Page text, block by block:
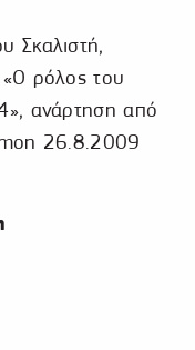
Σκαλιστή,
ρόλος του
ανάρτηση από
26.8.2009